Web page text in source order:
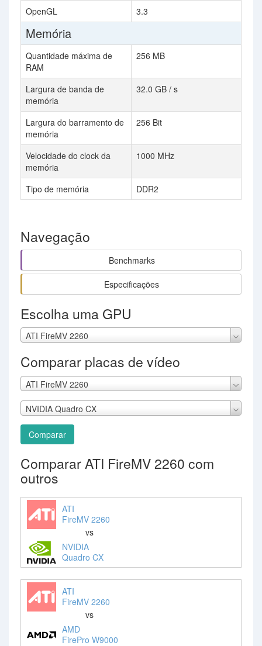
OpenGL 3.3
Memória
Quantidade máxima de
RAM
256 MB
Largura de banda de
memória
32.0 GB / s
Largura do barramento de
memória
256 Bit
Velocidade do clock da
memória
1000 MHz
Tipo de memória DDR2
Navegação
Benchmarks
Especificações
Escolha uma GPU
ATI FireMV 2260
Comparar placas de vídeo
ATI FireMV 2260
NVIDIA Quadro CX
Comparar
Comparar ATI FireMV 2260 com
outros
ATI
FireMV 2260
vs
NVIDIA
Quadro CX
ATI
FireMV 2260
vs
AMD
FirePro W9000